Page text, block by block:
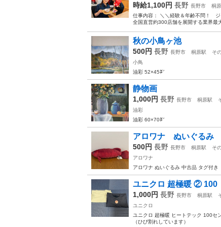
時給1,100円 長野 長野市 桐
仕事内容： ＼＼経験＆年齢不問！ ジ
全国直営約300店舗を展開する業界最
秋の小鳥ヶ池
500円 長野 長野市 桐原駅
そ
小鳥
油彩 52×45㌢
静物画
1,000円 長野 長野市 桐原駅
油彩
油彩 60×70㌢
アロワナ ぬいぐるみ
500円 長野 長野市 桐原駅
そ
アロワナ
アロワナ ぬいぐるみ 中古品 タグ付き
ユニクロ 超極暖 ② 100
1,000円 長野 長野市 桐原駅
ユニクロ
ユニクロ 超極暖 ヒートテック 100セ
（ひび割れしています）